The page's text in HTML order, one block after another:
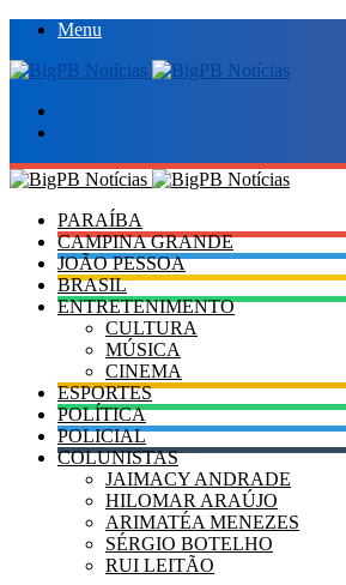
Menu
PARAÍBA
CAMPINA GRANDE
JOÃO PESSOA
BRASIL
ENTRETENIMENTO
CULTURA
MÚSICA
CINEMA
ESPORTES
POLÍTICA
POLICIAL
COLUNISTAS
JAIMACY ANDRADE
HILOMAR ARAÚJO
ARIMATÉA MENEZES
SÉRGIO BOTELHO
RUI LEITÃO